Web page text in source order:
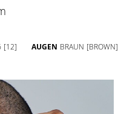
[12] AUGEN BRAUN [BROWN]